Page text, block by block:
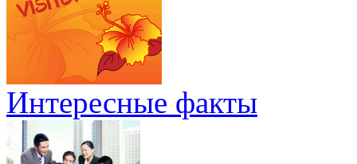
Интересные факты